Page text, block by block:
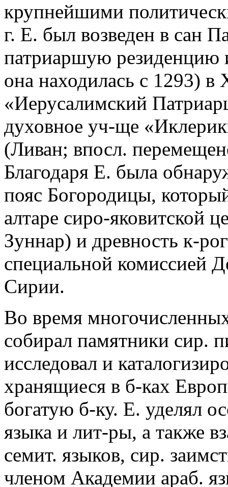
крупнейшими
г. Е. был возведен в сан
патриаршую резиденцию
она находилась с 1293)
«Иерусалимский
духовное уч-ще
(Ливан; впосл.
Благодаря Е. была
пояс Богородицы,
алтаре сиро-яковитской
Зуннар) и древность к-
специальной комиссией
Сирии.
Во время
собирал памятники сир.
исследовал и
хранящиеся в б-ках
богатую б-ку. Е. уделял
языка и лит-ры, а также
семит. языков, сир.
членом Академии араб.